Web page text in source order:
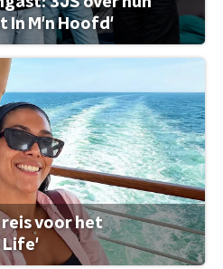
In M'n Hoofd'
voor het
Life'